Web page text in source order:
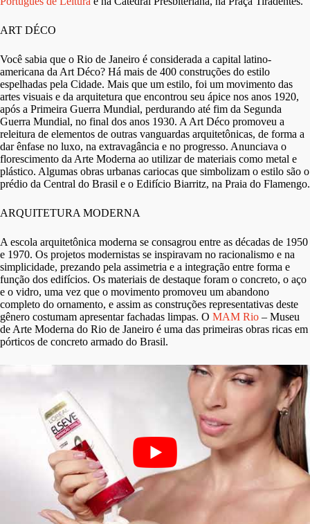
ART DÉCO
Você sabia que o Rio de Janeiro é considerada a capital latino-
americana da Art Déco? Há mais de 400 construções do estilo
espelhadas pela Cidade. Mais que um estilo, foi um movimento das
artes visuais e da arquitetura que encontrou seu ápice nos anos 1920,
após a Primeira Guerra Mundial, perdurando até fim da Segunda
Guerra Mundial, no final dos anos 1930. A Art Déco promoveu a
releitura de elementos de outras vanguardas arquitetônicas, de forma a
dar ênfase no luxo, na extravagância e no progresso. Anunciava o
florescimento da Arte Moderna ao utilizar de materiais como metal e
plástico. Algumas obras urbanas cariocas que simbolizam o estilo são o
prédio da Central do Brasil e o Edifício Biarritz, na Praia do Flamengo.
ARQUITETURA MODERNA
A escola arquitetônica moderna se consagrou entre as décadas de 1950
e 1970. Os projetos modernistas se inspiravam no racionalismo e na
simplicidade, prezando pela assimetria e a integração entre forma e
função dos edifícios. Os materiais de destaque foram o concreto, o aço
e o vidro, uma vez que o movimento promoveu um abandono
completo do ornamento, e assim as construções representativas deste
gênero costumam apresentar fachadas limpas. O MAM Rio – Museu
de Arte Moderna do Rio de Janeiro é uma das primeiras obras ricas em
pórticos de concreto armado do Brasil.